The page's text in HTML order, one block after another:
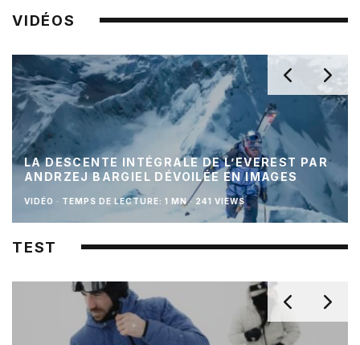
VIDÉOS
LA DESCENTE INTÉGRALE DE L’EVEREST PAR
ANDRZEJ BARGIEL DÉVOILÉE EN IMAGES
VIDÉO · TEMPS DE LECTURE: 1 MN · 241 VIEWS
TEST